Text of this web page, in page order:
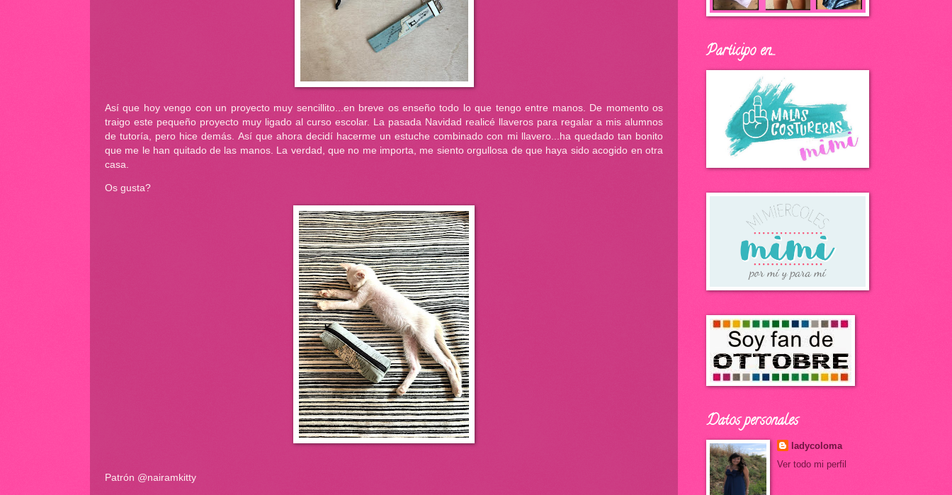
Así que hoy vengo con un proyecto muy sencillito...en breve os enseño todo lo que tengo entre manos. De momento os
traigo este pequeño proyecto muy ligado al curso escolar. La pasada Navidad realicé llaveros para regalar a mis alumnos
de tutoría, pero hice demás. Así que ahora decidí hacerme un estuche combinado con mi llavero...ha quedado tan bonito
que me le han quitado de las manos. La verdad, que no me importa, me siento orgullosa de que haya sido acogido en otra
casa.
Os gusta?
Patrón @nairamkitty
Participo en...
Datos personales
ladycoloma
Ver todo mi perfil